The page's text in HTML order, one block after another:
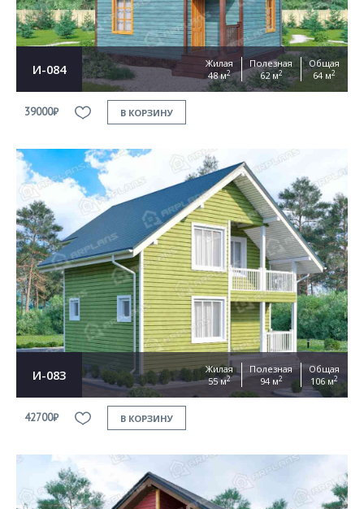
И-084
Жилая
48 м2
Полезная
62 м2
Общая
64 м2
39000₽ В КОРЗИНУ
И-083
Жилая
55 м2
Полезная
94 м2
Общая
106 м2
42700₽ В КОРЗИНУ